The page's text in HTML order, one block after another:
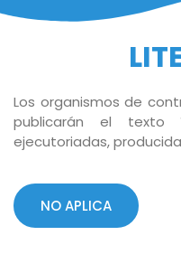
Los organismos de
publicarán el texto
ejecutoriadas,
NO APLICA